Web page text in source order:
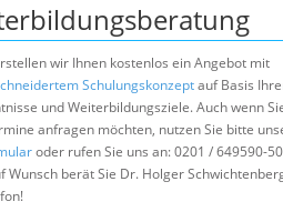
wir Ihnen kostenlos ein Angebot mit
Schulungskonzeptauf Basis
und Weiterbildungsziele. Auch wenn
anfragen möchten, nutzen Sie bitte
oder rufen Sie uns an: 0201 / 649590-
Wunsch berät Sie Dr. Holger